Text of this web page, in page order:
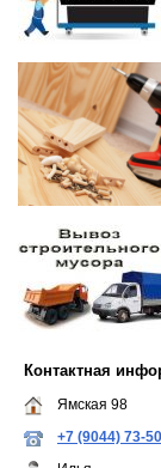
Контактная
Ямская 98
+7 (9044) 73-